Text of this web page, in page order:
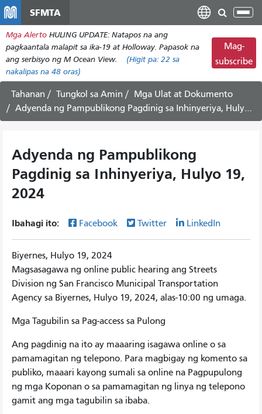
pangunahing
nilalaman
SFMTA
I-
ang
Mga Alerto HULING UPDATE: Natapos na ang
pagkaantala malapit sa ika-19 at Holloway. Papasok na
ang serbisyo ng M Ocean View.
(Higit pa: 22 sa
nakalipas na 48 oras)
Mag-
subscribe
Tahanan Tungkol sa Amin
Mga Ulat at Dokumento
Adyenda ng Pampublikong Pagdinig sa Inhinyeriya, Hulyo 19, 2024
Adyenda ng Pampublikong
Pagdinig sa Inhinyeriya, Hulyo 19,
2024
Ibahagi ito: Facebook Twitter LinkedIn
Biyernes, Hulyo 19, 2024
Magsasagawa ng online public hearing ang Streets
Division ng San Francisco Municipal Transportation
Agency sa Biyernes, Hulyo 19, 2024, alas-10:00 ng umaga.
Mga Tagubilin sa Pag-access sa Pulong
Ang pagdinig na ito ay maaaring isagawa online o sa
pamamagitan ng telepono. Para magbigay ng komento sa
publiko, maaari kayong sumali sa online na Pagpupulong
ng mga Koponan o sa pamamagitan ng linya ng telepono
gamit ang mga tagubilin sa ibaba.